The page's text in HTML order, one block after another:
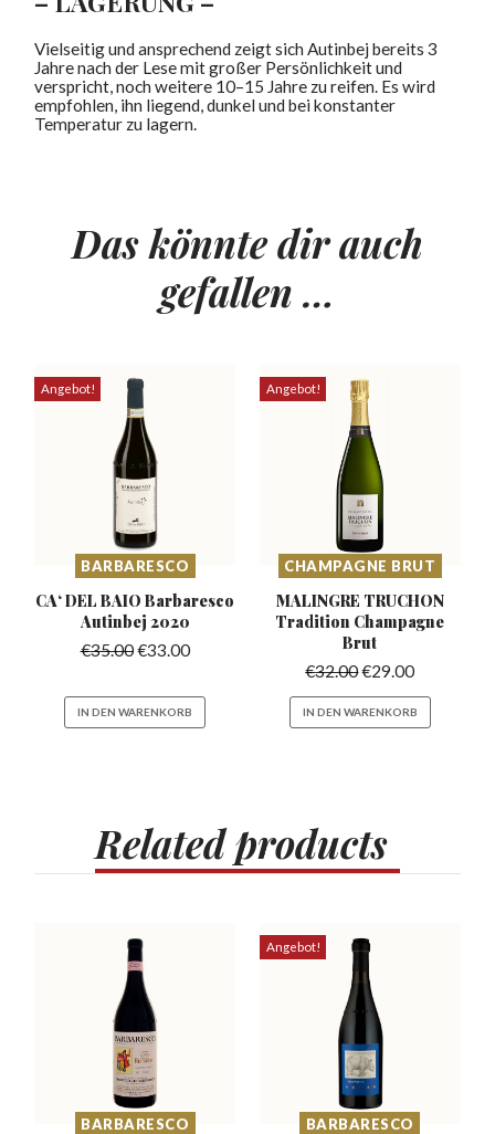
Vielseitig und ansprechend zeigt sich Autinbej bereits 3
Jahre nach der Lese mit großer Persönlichkeit und
verspricht, noch weitere 10–15 Jahre zu reifen. Es wird
empfohlen, ihn liegend, dunkel und bei konstanter
Temperatur zu lagern.
Das könnte dir auch
gefallen …
Angebot!
BARBARESCO
CA‘ DEL BAIO Barbaresco
Autinbej 2020
€35.00€33.00
IN DEN WARENKORB
Angebot!
CHAMPAGNE BRUT
MALINGRE TRUCHON
Tradition Champagne
Brut
€32.00€29.00
IN DEN WARENKORB
Relatedproducts
BARBARESCO
Angebot!
BARBARESCO